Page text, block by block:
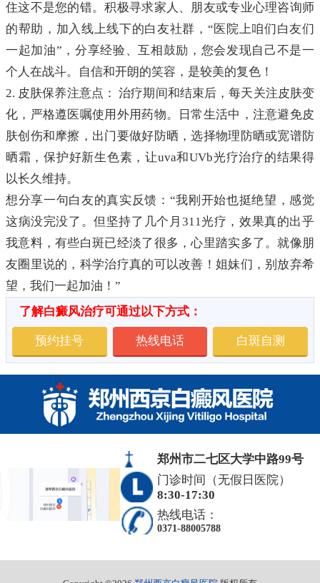
住这不是您的错。积极寻求家人、朋友或专业心理咨询师
的帮助，加入线上线下的白友社群，“医院上咱们白友们
一起加油”，分享经验、互相鼓励，您会发现自己不是一
个人在战斗。自信和开朗的笑容，是较美的复色！
2. 皮肤保养注意点： 治疗期间和结束后，每天关注皮肤变
化，严格遵医嘱使用外用药物。日常生活中，注意避免皮
肤创伤和摩擦，出门要做好防晒，选择物理防晒或宽谱防
晒霜，保护好新生色素，让uva和UVb光疗治疗的结果得
以长久维持。
想分享一句白友的真实反馈：“我刚开始也挺绝望，感觉
这病没完没了。但坚持了几个月311光疗，效果真的出乎
我意料，有些白斑已经淡了很多，心里踏实多了。就像朋
友圈里说的，科学治疗真的可以改善！姐妹们，别放弃希
望，我们一起加油！”
了解白癜风治疗可通过以下方式：
预约挂号 热线电话 白斑自测
郑州市二七区大学中路99号
门诊时间（无假日医院）
8:30-17:30
热线电话：
0371-88005788